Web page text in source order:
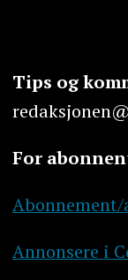
Tips og
For
Annonsere i